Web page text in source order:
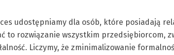
udostępniamy dla osób, które posiadają
to rozwiązanie wszystkim przedsiębiorcom,
Liczymy, że zminimalizowanie